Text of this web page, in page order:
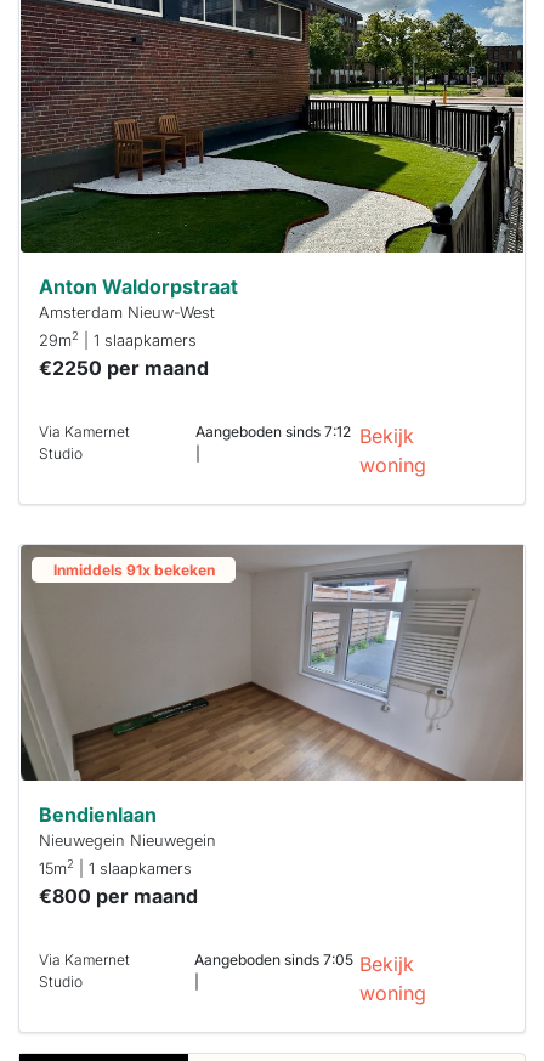
Anton Waldorpstraat
Amsterdam Nieuw-West
29m2 | 1 slaapkamers
€2250 per maand
Via Kamernet
Studio
Aangeboden sinds 7:12 Bekijk
woning
Inmiddels 91x bekeken
Bendienlaan
Nieuwegein Nieuwegein
15m2 | 1 slaapkamers
€800 per maand
Via Kamernet
Studio
Aangeboden sinds 7:05 Bekijk
woning